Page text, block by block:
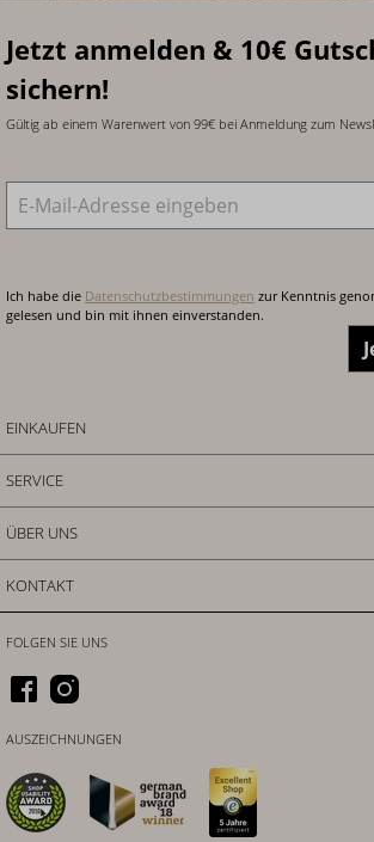
Jetzt anmelden & 10€
sichern!
Gültig ab einem Warenwert von 99€ bei Anmeldung zum
E-Mail-Adresse
Ich habe die Datenschutzbestimmungen zur Kenntnis
gelesen und bin mit ihnen einverstanden.
EINKAUFEN
SERVICE
ÜBER UNS
KONTAKT
FOLGEN SIE UNS
AUSZEICHNUNGEN